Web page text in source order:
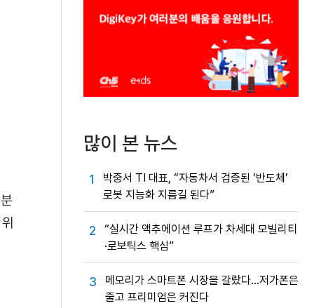
많이 본 뉴스
1
박중서 TI 대표, “자동차서 검증된 ‘반도체’
로봇 지능화 지름길 된다”
2
“실시간 액추에이션 루프가 차세대 모빌리티
·로보틱스 핵심”
3
메모리가 스마트폰 시장을 갈랐다…저가폰은
줄고 프리미엄은 커진다